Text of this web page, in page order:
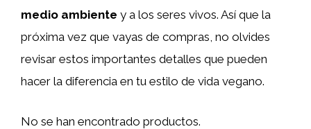
medio ambiente y a los seres vivos. Así que la
próxima vez que vayas de compras, no olvides
revisar estos importantes detalles que pueden
hacer la diferencia en tu estilo de vida vegano.
No se han encontrado productos.